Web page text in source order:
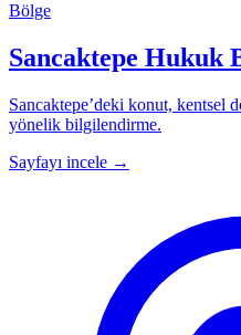
Bölge
Sancaktepe Hukuk
Sancaktepe’deki konut, kentsel
yönelik bilgilendirme.
Sayfayı incele →